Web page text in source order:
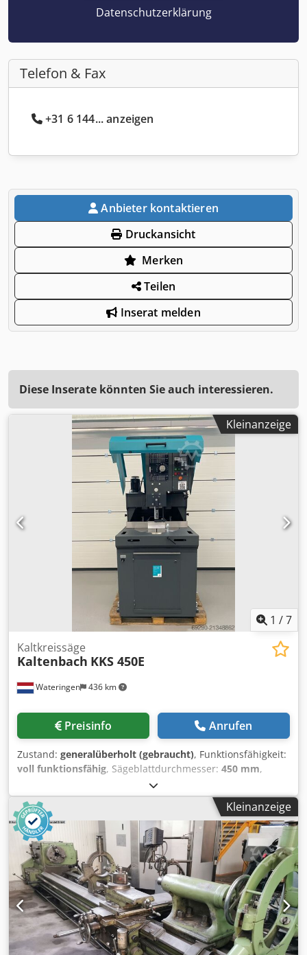
Datenschutzerklärung
Telefon & Fax
+31 6 144... anzeigen
Anbieter kontaktieren
Druckansicht
Merken
Teilen
Inserat melden
Diese Inserate könnten Sie auch interessieren.
Kleinanzeige
1 /7
Wateringen 436 km
Kaltkreissäge
Kaltenbach KKS 450E
Preisinfo Anrufen
Zustand: generalüberholt (gebraucht), Funktionsfähigkeit:
voll funktionsfähig, Sägeblattdurchmesser: 450 mm,
Schnittbereich Rundstahl bei 90°:
KKS 450 E vollständig überholt mit 12 Monaten Garantie.
Die KKS 450 E ist eine halbautomatische Gehrungssäge für
Ferro- und Nichteisenmetalle wie: Stahl, Edelstahl,
Chromstahl, Messing, Kupfer, Bronze und weitere. Ihre
Vorteile auf einen Blick: - Spannen, Sägen, Drehen und
Öffnen – alles mit nur einem Hebel - Sägehöhe über Hebel
einstellbar - Benutzerfreundliche, mechanische Bedienung
direkt an der Maschine montiert - Gute Zugänglichkeit für
Sägeblattwechsel und Wartungsarbeiten -
Werkstückspannvorrichtung auf beiden Seiten des
Sägeblatts - Zwei Sägeschwindigkeiten für nahezu alle
Kleinanzeige